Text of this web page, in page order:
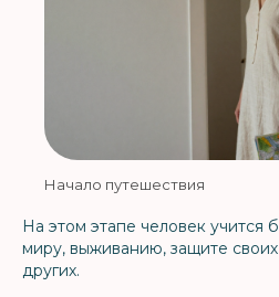
Начало путешествия
На этом этапе человек учится
миру, выживанию, защите
других.